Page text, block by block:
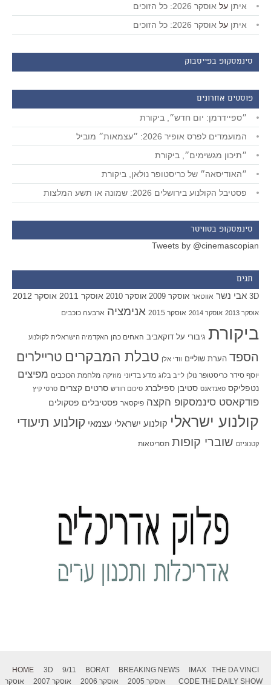
איתן על אוסקר 2026: כל הזוכים
איתן על אוסקר 2026: כל הזוכים
סינמסקופ בפייסבוק
פוסטים אחרונים
״ספיידרמן: יום חדש״, ביקורת
המועמדים לפרס אופיר 2026: ״עצמאות״ מוביל
״תיכון מגשימים״, ביקורת
״האודיסאה״ של כריסטופר נולאן, ביקורת
פסטיבל הקולנוע בירושלים 2026: שמונה או תשע המלצות
סינמסקופ בטוויטר
Tweets by @cinemascopian
תגים
3D אבי נשר אווטאר אוסקר 2009 אוסקר 2010 אוסקר 2011 אוסקר 2012
אוסקר 2013 אוסקר 2014 אוסקר 2015 אנימציה ארבעה כוכבים
ביקורת גיבורי על דוקאביב האחים כהן האקדמיה הישראלית לקולנוע
הספד הערת שוליים וודי אלן טבלת המבקרים טריילרים
יוסף סידר כריסטופר נולן לייב בלוג מדע בדיוני מוזיקה מלחמת הכוכבים מפיצים
נטפליקס סאנדאנס סטיבן ספילברג סיכום חודש סרטים קצרים סרטי קיץ
פודקאסט סינמסקופ הקצה פיקסאר פסטיבלים פסקולים
קולנוע ישראלי קולנוע ישראלי עצמאי קולנוע תיעודי
קטנוניזם שוברי קופות תסריטאות
HOME 3D 9/11 BORAT BREAKING NEWS IMAX
THE DA VINCI
CODE THE DAILY SHOW אוסקר 2005 אוסקר 2006 אוסקר 2007 אוסקר